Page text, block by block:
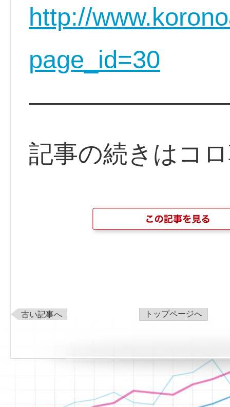
http://
page_id=30
記事の続きはコ
古い記事へ トップページへ